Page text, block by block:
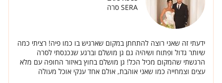
SERA סרה
ידעתי זה שאני רוצה להתחתן במקום שארגיש בו כמו פיה! רציתי כמה
שיותר גדול ופתוח ושיהיה גם גן מושלם וברגע שנכנסתי לסרה
הרגשתי שהמקום מכיל הכל! גן מושלם בחוץ באיזור החופה עם מלא
עצים וצמחייה כמו שאני אוהבת, אולם אחד ענקי אוכל מעולה